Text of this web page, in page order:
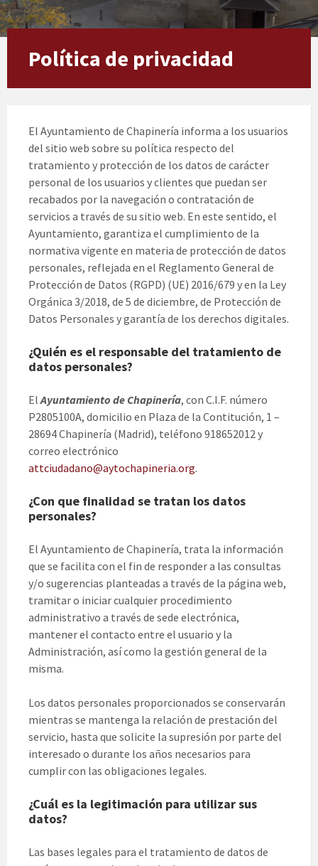
Política de privacidad
El Ayuntamiento de Chapinería informa a los usuarios
del sitio web sobre su política respecto del
tratamiento y protección de los datos de carácter
personal de los usuarios y clientes que puedan ser
recabados por la navegación o contratación de
servicios a través de su sitio web. En este sentido, el
Ayuntamiento, garantiza el cumplimiento de la
normativa vigente en materia de protección de datos
personales, reflejada en el Reglamento General de
Protección de Datos (RGPD) (UE) 2016/679 y en la Ley
Orgánica 3/2018, de 5 de diciembre, de Protección de
Datos Personales y garantía de los derechos digitales.
¿Quién es el responsable del tratamiento de
datos personales?
ElAyuntamiento de Chapinería, con C.I.F. número
P2805100A, domicilio en Plaza de la Contitución, 1 –
28694 Chapinería (Madrid), teléfono 918652012 y
correo electrónico
attciudadano@aytochapineria.org.
¿Con que finalidad se tratan los datos
personales?
El Ayuntamiento de Chapinería, trata la información
que se facilita con el fin de responder a las consultas
y/o sugerencias planteadas a través de la página web,
tramitar o iniciar cualquier procedimiento
administrativo a través de sede electrónica,
mantener el contacto entre el usuario y la
Administración, así como la gestión general de la
misma.
Los datos personales proporcionados se conservarán
mientras se mantenga la relación de prestación del
servicio, hasta que solicite la supresión por parte del
interesado o durante los años necesarios para
cumplir con las obligaciones legales.
¿Cuál es la legitimación para utilizar sus
datos?
Las bases legales para el tratamiento de datos de